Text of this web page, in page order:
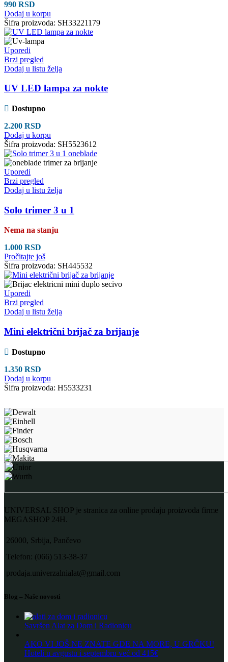
990 RSD
Dodaj u korpu
Šifra proizvoda: SH33221179
Uporedi
Brzi pregled
Dodaj u listu želja
UV LED lampa za nokte
Dostupno
2.200 RSD
Dodaj u korpu
Šifra proizvoda: SH5523612
Uporedi
Brzi pregled
Dodaj u listu želja
Solo trimer 3 u 1
Nema na stanju
1.000 RSD
Pročitajte još
Šifra proizvoda: SH445532
Uporedi
Brzi pregled
Dodaj u listu želja
Mini električni brijač za brijanje
Dostupno
1.350 RSD
Dodaj u korpu
Šifra proizvoda: H5533231
UNIVERSAL SHOP je stranica za online prodaju proizvoda firme
MEGASHOP 24H.
26000, Srbija, Pančevo
Telefon: (066) 513-38-37
prodaja.univerzalnialat@gmail.com
Blog – Naše novosti
Savršen Alat za Dom i Radionicu
AKO VI JOŠ NE ZNATE GDE NA MORE, U GRČKU!
Hoteli u avgustu i septembru već od 415€